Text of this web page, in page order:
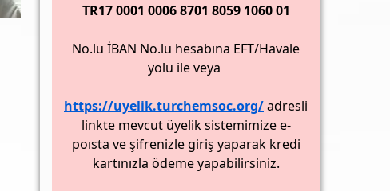
TR17 0001 0006 8701 8059 1060 01
No.lu İBAN No.lu hesabına EFT/Havale
yolu ile veya
https://uyelik.turchemsoc.org/adresli
linkte mevcut üyelik sistemimize e-
poısta ve şifrenizle giriş yaparak kredi
kartınızla ödeme yapabilirsiniz.